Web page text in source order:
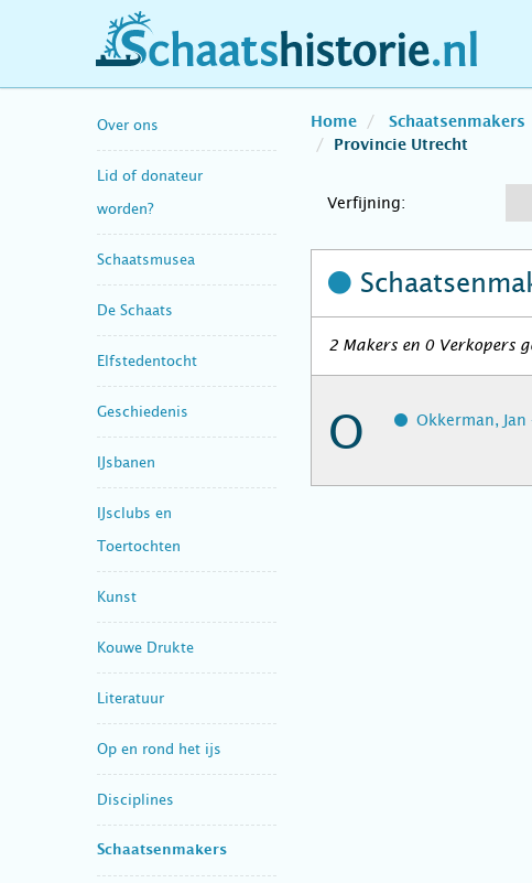
schaatshistorie.nl
Over ons
Lid of donateur
worden?
Schaatsmusea
De Schaats
Elfstedentocht
Geschiedenis
IJsbanen
IJsclubs en
Toertochten
Kunst
Kouwe Drukte
Literatuur
Op en rond het ijs
Disciplines
Schaatsenmakers
Home Schaatsenmakers
Provincie Utrecht
Verfijning:
2 Makers en 0 Verkopers
O Okkerman, Jan